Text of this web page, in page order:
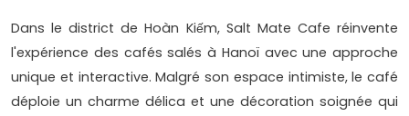
Dans le district de Hoàn Kiếm, Salt Mate Cafe réinvente
l'expérience des cafés salés à Hanoï avec une approche
unique et interactive. Malgré son espace intimiste, le café
déploie un charme délica et une décoration soignée qui